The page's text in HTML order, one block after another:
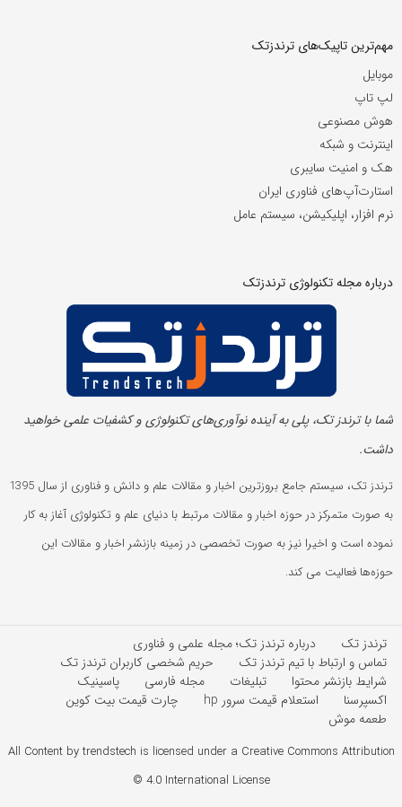
مهم‌ترین تاپیک‌های ترندزتک
موبایل
لپ تاپ
هوش مصنوعی
اینترنت و شبکه
هک و امنیت سایبری
استارت‌آپ‌های فناوری ایران
نرم افزار، اپلیکیشن، سیستم عامل
درباره مجله تکنولوژی ترندزتک
شما با ترندز تک، پلی به آینده‌ نوآوری‌های تکنولوژی و کشفیات علمی خواهید
داشت.
ترندز تک، سیستم جامع بروزترین اخبار و مقالات علم و دانش و فناوری از سال 1395
به صورت متمرکز در حوزه اخبار و مقالات مرتبط با دنیای علم و تکنولوژی آغاز به کار
نموده است و اخیرا نیز به صورت تخصصی در زمینه بازنشر اخبار و مقالات این
حوزه‌ها فعالیت می کند.
ترندز تک
درباره ترندز تک؛ مجله علمی و فناوری
تماس و ارتباط با تیم ترندز تک
حریم شخصی کاربران ترندز تک
شرایط بازنشر محتوا
تبلیغات مجله فارسی
پاسینیک
اکسپرسنا
استعلام قیمت سرور hp
چارت قیمت بیت کوین
طعمه موش
All Content by trendstech is licensed under a Creative Commons Attribution
4.0 International License ©️